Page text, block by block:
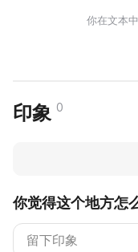
你在文本
印象 0
你觉得这个地方怎